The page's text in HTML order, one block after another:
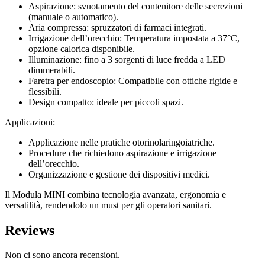
Aspirazione: svuotamento del contenitore delle secrezioni
(manuale o automatico).
Aria compressa: spruzzatori di farmaci integrati.
Irrigazione dell’orecchio: Temperatura impostata a 37°C,
opzione calorica disponibile.
Illuminazione: fino a 3 sorgenti di luce fredda a LED
dimmerabili.
Faretra per endoscopio: Compatibile con ottiche rigide e
flessibili.
Design compatto: ideale per piccoli spazi.
Applicazioni:
Applicazione nelle pratiche otorinolaringoiatriche.
Procedure che richiedono aspirazione e irrigazione
dell’orecchio.
Organizzazione e gestione dei dispositivi medici.
Il Modula MINI combina tecnologia avanzata, ergonomia e
versatilità, rendendolo un must per gli operatori sanitari.
Reviews
Non ci sono ancora recensioni.